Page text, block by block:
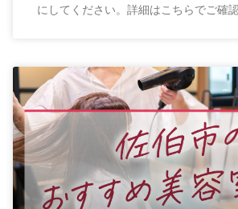
にしてください。詳細はこちらでご確